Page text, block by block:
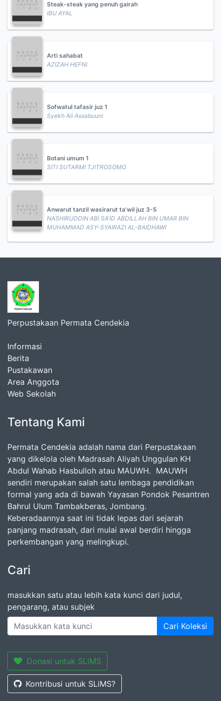
Steak-steak yang penuh gairah
IBU AYAL
Arti sahabat
AZIZAH HEFNI
Sofwatul tafasir juz 1
Syekh Ali Assabuuni
Botani umum 1
SITI SUTARMI TJITROSOMO
Anwarut tanzil wasirarut ta'wil juz 3-5
NASHIRUDDIN ABI SA'ID ABDILLAH BIN UMAR BIN
MUHAMMAD ASY-SYAIRAZI AL-BAIDHAWI
Perpustakaan Permata Cendekia
Informasi
Berita
Pustakawan
Area Anggota
Web Sekolah
Tentang Kami
Permata Cendekia adalah nama dari Perpustakaan
yang dikelola oleh Madrasah Aliyah Unggulan KH
Abdul Wahab Hasbulloh atau MAUWH. MAUWH
sendiri merupakan salah satu lembaga pendidikan
formal yang ada di bawah Yayasan Pondok Pesantren
Bahrul Ulum Tambakberas, Jombang.
Keberadaannya saat ini tidak lepas dari sejarah
panjang madrasah, dari mulai awal berdiri hingga
perkembangan yang melingkupi.
Cari
masukkan satu atau lebih kata kunci dari judul,
pengarang, atau subjek
Cari Koleksi
Donasi untuk SLiMS
Kontribusi untuk SLiMS?